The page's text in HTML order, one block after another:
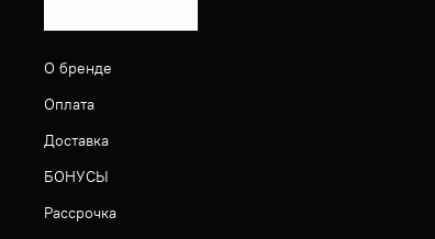
О бренде
Оплата
Доставка
БОНУСЫ
Рассрочка